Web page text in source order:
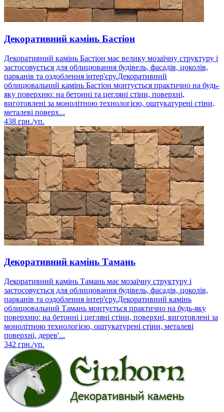
Декоративний камінь Бастіон
Декоративний камінь Бастіон має велику мозаїчну структуру і
застосовується для облицювання будівель, фасадів, цоколів,
парканів та оздоблення інтер'єру.Декоративний
облицювальний камінь Бастіон монтується практично на будь-
яку поверхню: на бетонні та цегляні стіни, поверхні,
виготовлені за монолітною технологією, оштукатурені стіни,
металеві поверх...
438 грн./уп.
Декоративний камінь Тамань
Декоративний камінь Тамань має мозаїчну структуру і
застосовується для облицювання будівель, фасадів, цоколів,
парканів та оздоблення інтер'єру.Декоративний камінь
облицювальний Тамань монтується практично на будь-яку
поверхню: на бетонні і цегляні стіни, поверхні, виготовлені за
монолітною технологією, оштукатурені стіни, металеві
поверхні, дерев'...
342 грн./уп.